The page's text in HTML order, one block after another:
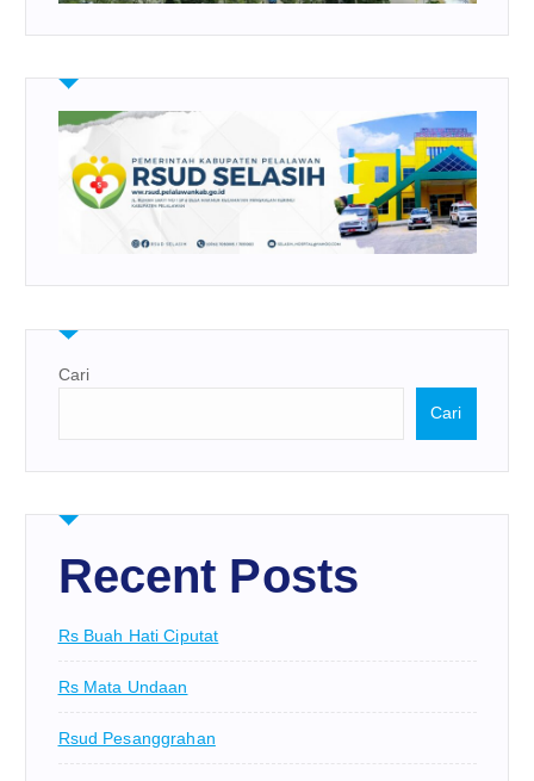
Cari
Cari
Recent Posts
Rs Buah Hati Ciputat
Rs Mata Undaan
Rsud Pesanggrahan